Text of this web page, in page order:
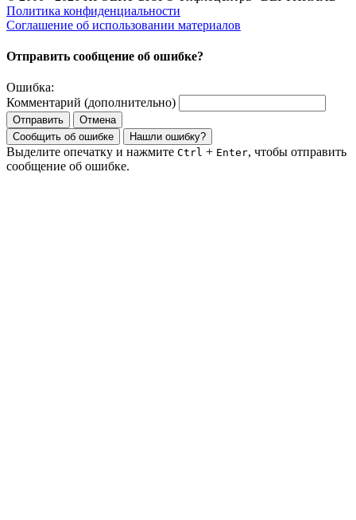
Политика конфиденциальности
Соглашение об использовании материалов
Отправить сообщение об ошибке?
Ошибка:
Комментарий (дополнительно)
Отправить
Отмена
Сообщить об ошибке
Нашли ошибку?
Выделите опечатку и нажмите Ctrl + Enter, чтобы отправить
сообщение об ошибке.